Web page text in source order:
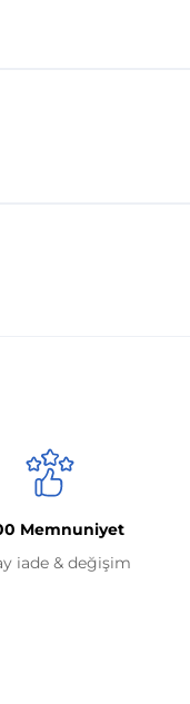
Memnuniyet
iade & değişim